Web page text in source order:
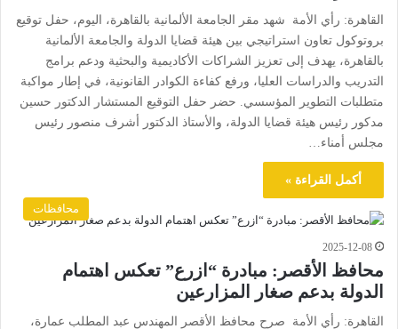
القاهرة: رأي الأمة شهد مقر الجامعة الألمانية بالقاهرة، اليوم، حفل توقيع
بروتوكول تعاون استراتيجي بين هيئة قضايا الدولة والجامعة الألمانية
بالقاهرة، يهدف إلى تعزيز الشراكات الأكاديمية والبحثية ودعم برامج
التدريب والدراسات العليا، ورفع كفاءة الكوادر القانونية، في إطار مواكبة
متطلبات التطوير المؤسسي. حضر حفل التوقيع المستشار الدكتور حسين
مدكور رئيس هيئة قضايا الدولة، والأستاذ الدكتور أشرف منصور رئيس
مجلس أمناء…
أكمل القراءة »
محافظات
2025-12-08
محافظ الأقصر: مبادرة “ازرع” تعكس اهتمام
الدولة بدعم صغار المزارعين
القاهرة: رأي الأمة صرح محافظ الأقصر المهندس عبد المطلب عمارة،